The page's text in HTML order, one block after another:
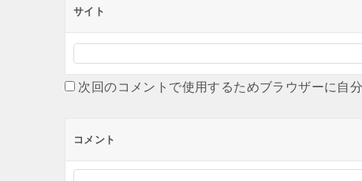
サイト
次回のコメントで使用するためブラウザーに自
コメント